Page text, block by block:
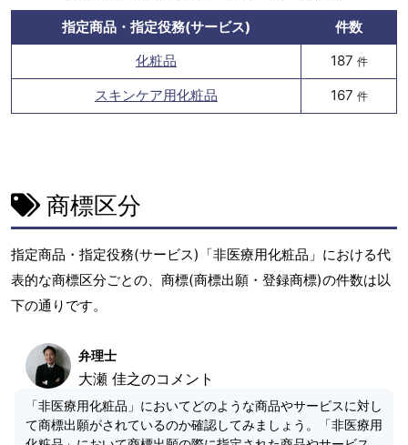
指定商品・指定役務(サービス)
件数
化粧品
187 件
スキンケア用化粧品 167 件
商標区分
指定商品・指定役務(サービス)「非医療用化粧品」における代
表的な商標区分ごとの、商標(商標出願・登録商標)の件数は以
下の通りです。
弁理士
大瀬 佳之のコメント
「非医療用化粧品」においてどのような商品やサービスに対し
て商標出願がされているのか確認してみましょう。「非医療用